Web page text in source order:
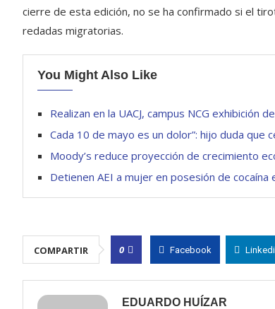
cierre de esta edición, no se ha confirmado si el
redadas migratorias.
You Might Also Like
Realizan en la UACJ, campus NCG exhibición
Cada 10 de mayo es un dolor”: hijo duda que
Moody’s reduce proyección de crecimiento
Detienen AEI a mujer en posesión de cocaína
COMPARTIR 0 Facebook
EDUARDO HUÍZAR